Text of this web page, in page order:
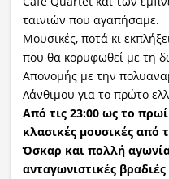
ταινιών που αγαπήσαμε.
Μουσικές, ποτά κι
που θα κορυφωθεί με τη
Απονομής με την
Λάνθιμου για το πρώτο
Από τις 23:00 ως το
κλασικές μουσικές από
Όσκαρ και πολλή αγωνία
ανταγωνιστικές